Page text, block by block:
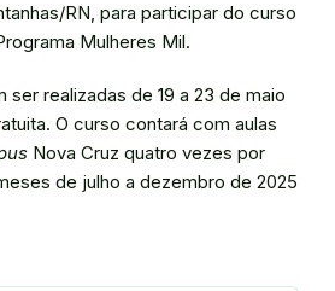
RN, para participar do curso
Mulheres Mil.
realizadas de 19 a 23 de maio
O curso contará com aulas
Nova Cruz quatro vezes por
de julho a dezembro de 2025